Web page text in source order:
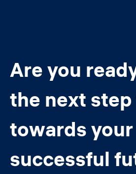
Are you
the next
towards your
successful